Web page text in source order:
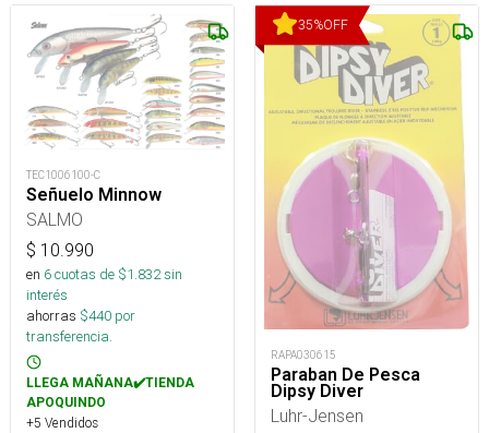
TEC1006100-C
Señuelo Minnow
SALMO
$ 10.990
en 6cuotas de $1.832sin
interés
ahorras $440 por
transferencia.
LLEGA MAÑANA✔️TIENDA
APOQUINDO
+5 Vendidos
35%OFF
RAPA030615
Paraban De Pesca
Dipsy Diver
Luhr-Jensen